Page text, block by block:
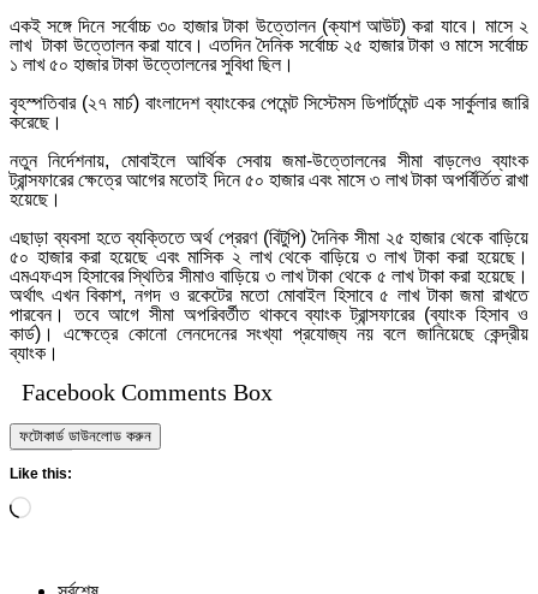
একই সঙ্গে দিনে সর্বোচ্চ ৩০ হাজার টাকা উত্তোলন (ক্যাশ আউট) করা যাবে। মাসে ২
লাখ টাকা উত্তোলন করা যাবে। এতদিন দৈনিক সর্বোচ্চ ২৫ হাজার টাকা ও মাসে সর্বোচ্চ
১ লাখ ৫০ হাজার টাকা উত্তোলনের সুবিধা ছিল।
বৃহস্পতিবার (২৭ মার্চ) বাংলাদেশ ব্যাংকের পেমেন্ট সিস্টেমস ডিপার্টমেন্ট এক সার্কুলার জারি
করেছে।
নতুন নির্দেশনায়, মোবাইলে আর্থিক সেবায় জমা-উত্তোলনের সীমা বাড়লেও ব্যাংক
ট্রান্সফারের ক্ষেত্রে আগের মতোই দিনে ৫০ হাজার এবং মাসে ৩ লাখ টাকা অপর্বির্তিত রাখা
হয়েছে।
এছাড়া ব্যবসা হতে ব্যক্তিতে অর্থ প্রেরণ (বিটুপি) দৈনিক সীমা ২৫ হাজার থেকে বাড়িয়ে
৫০ হাজার করা হয়েছে এবং মাসিক ২ লাখ থেকে বাড়িয়ে ৩ লাখ টাকা করা হয়েছে।
এমএফএস হিসাবের স্থিতির সীমাও বাড়িয়ে ৩ লাখ টাকা থেকে ৫ লাখ টাকা করা হয়েছে।
অর্থাৎ এখন বিকাশ, নগদ ও রকেটের মতো মোবাইল হিসাবে ৫ লাখ টাকা জমা রাখতে
পারবেন। তবে আগে সীমা অপরিবর্তীত থাকবে ব্যাংক ট্রান্সফারের (ব্যাংক হিসাব ও
কার্ড)। এক্ষেত্রে কোনো লেনদেনের সংখ্যা প্রযোজ্য নয় বলে জানিয়েছে কেন্দ্রীয়
ব্যাংক।
Facebook Comments Box
ফটোকার্ড ডাউনলোড করুন
Like this:
Loading…